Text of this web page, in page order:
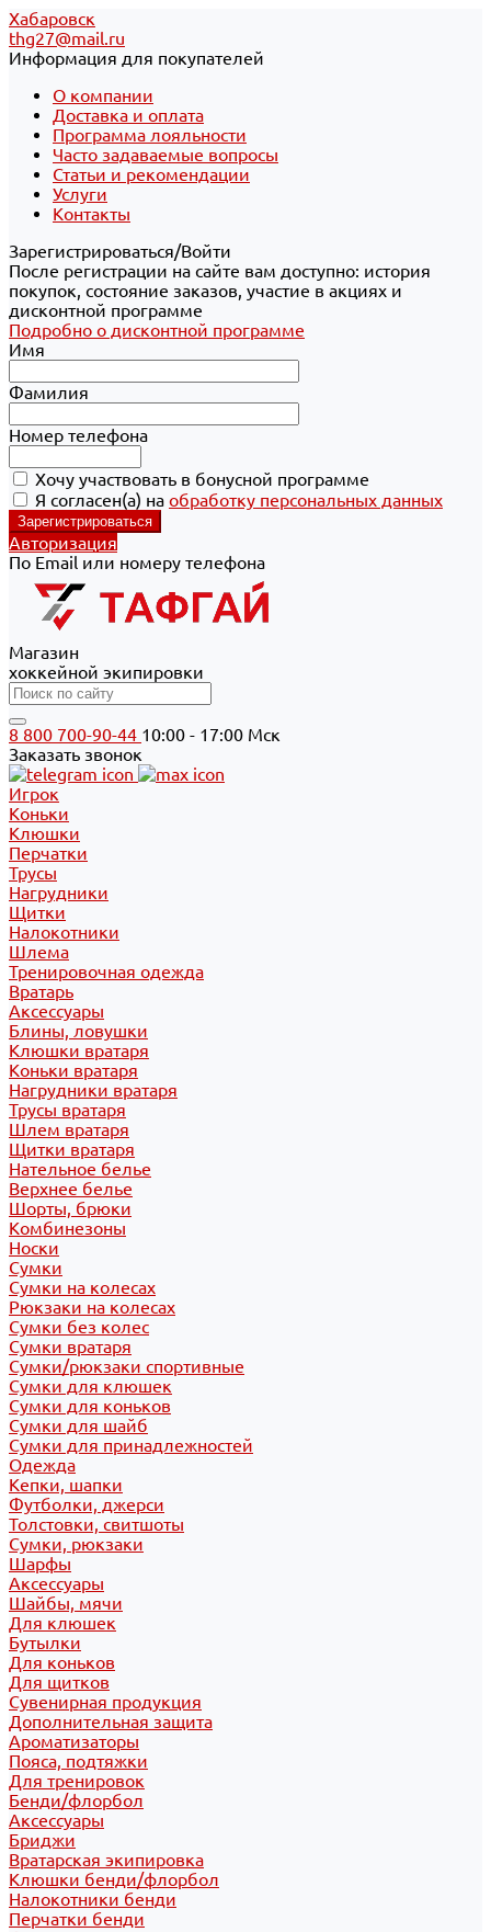
Хабаровск
thg27@mail.ru
Информация для покупателей
О компании
Доставка и оплата
Программа лояльности
Часто задаваемые вопросы
Статьи и рекомендации
Услуги
Контакты
Зарегистрироваться/Войти
После регистрации на сайте вам доступно: история
покупок, состояние заказов, участие в акциях и
дисконтной программе
Подробно о дисконтной программе
Имя
Фамилия
Номер телефона
Хочу участвовать в бонусной программе
Я согласен(а) на обработку персональных данных
Авторизация
По Email или номеру телефона
Магазин
хоккейной экипировки
8 800 700-90-44 10:00 - 17:00 Мск
Заказать звонок
Игрок
Коньки
Клюшки
Перчатки
Трусы
Нагрудники
Щитки
Налокотники
Шлема
Тренировочная одежда
Вратарь
Аксессуары
Блины, ловушки
Клюшки вратаря
Коньки вратаря
Нагрудники вратаря
Трусы вратаря
Шлем вратаря
Щитки вратаря
Нательное белье
Верхнее белье
Шорты, брюки
Комбинезоны
Носки
Сумки
Сумки на колесах
Рюкзаки на колесах
Сумки без колес
Сумки вратаря
Сумки/рюкзаки спортивные
Сумки для клюшек
Сумки для коньков
Сумки для шайб
Сумки для принадлежностей
Одежда
Кепки, шапки
Футболки, джерси
Толстовки, свитшоты
Сумки, рюкзаки
Шарфы
Аксессуары
Шайбы, мячи
Для клюшек
Бутылки
Для коньков
Для щитков
Сувенирная продукция
Дополнительная защита
Ароматизаторы
Пояса, подтяжки
Для тренировок
Бенди/флорбол
Аксессуары
Бриджи
Вратарская экипировка
Клюшки бенди/флорбол
Налокотники бенди
Перчатки бенди